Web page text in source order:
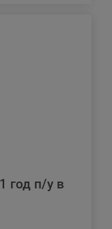
год п/у в